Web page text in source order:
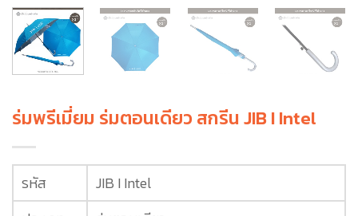
ร่มพรีเมี่ยม ร่มตอนเดียว สกรีน JIB I Intel
รหัส
JIB I Intel